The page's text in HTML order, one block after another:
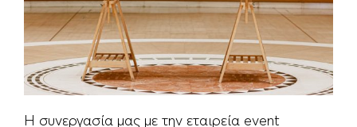
Η συνεργασία μας με την εταιρεία event